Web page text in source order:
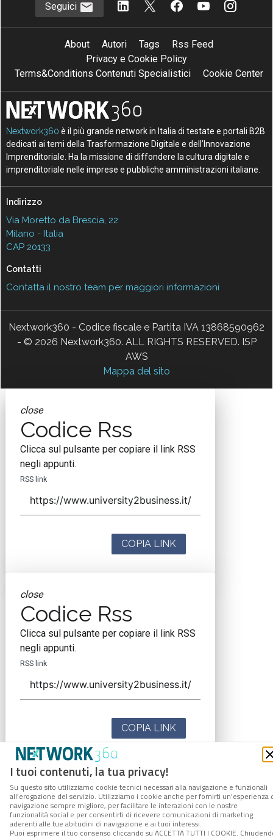
I tuoi contenuti, la tua privacy!
Su questo sito utilizziamo cookie tecnici necessari alla navigazione e funzionali
all’erogazione del servizio. Utilizziamo i cookie anche per fornirti un’esperienza
navigazione sempre migliore, per facilitare le interazioni con le nostre
funzionalità social e per consentirti di ricevere comunicazioni di marketing
aderenti alle tue abitudini di navigazione e ai tuoi interessi.
Puoi esprimere il tuo consenso cliccando su ACCETTA TUTTI I COOKIE.
Seguici
About Autori Tags
Rss Feed
Privacy e Cookie Policy
Terms&Conditions Contenuti Specialistici
Cookie Center
Nextwork360 è il più grande network in Italia di testate e portali B2B
dedicati ai temi della Trasformazione Digitale e dell’Innovazione
Imprenditoriale. Ha la missione di diffondere la cultura digitale e
imprenditoriale nelle imprese e pubbliche amministrazioni italiane.
Indirizzo
Via Moretto da Brescia, 22
Milano - Italia
CAP 20133
Contatti
Contatta il nostro team per maggiori informazioni
Nextwork360 - Codice fiscale e Partita IVA 13868590962
- © 2026 Nextwork360. ALL RIGHTS RESERVED. ISP
AWS
Mappa del sito
close
Codice Rss
Clicca sul pulsante per copiare il link RSS
negli appunti.
RSS link
COPIA LINK
close
Codice Rss
Clicca sul pulsante per copiare il link RSS
negli appunti.
RSS link
COPIA LINK